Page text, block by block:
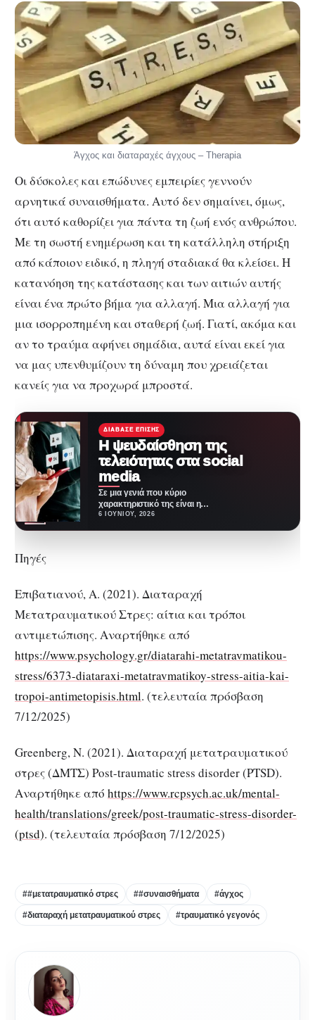
Άγχος και διαταραχές άγχους – Therapia
Οι δύσκολες και επώδυνες εμπειρίες γεννούν
αρνητικά συναισθήματα. Αυτό δεν σημαίνει, όμως,
ότι αυτό καθορίζει για πάντα τη ζωή ενός ανθρώπου.
Με τη σωστή ενημέρωση και τη κατάλληλη στήριξη
από κάποιον ειδικό, η πληγή σταδιακά θα κλείσει. Η
κατανόηση της κατάστασης και των αιτιών αυτής
είναι ένα πρώτο βήμα για αλλαγή. Μια αλλαγή για
μια ισορροπημένη και σταθερή ζωή. Γιατί, ακόμα και
αν το τραύμα αφήνει σημάδια, αυτά είναι εκεί για
να μας υπενθυμίζουν τη δύναμη που χρειάζεται
κανείς για να προχωρά μπροστά.
ΔΙΆΒΑΣΕ ΕΠΊΣΗΣ
Η ψευδαίσθηση της
τελειότητας στα social
media
Σε μια γενιά που κύριο
χαρακτηριστικό της είναι η
τεχνολογία, ο εθισμός σε αυτήν
6 ΙΟΥΝΊΟΥ, 2026
Πηγές
Επιβατιανού, Α. (2021). Διαταραχή
Μετατραυματικού Στρες: αίτια και τρόποι
αντιμετώπισης. Αναρτήθηκε από
https://www.psychology.gr/diatarahi-metatravmatikou-
stress/6373-diataraxi-metatravmatikoy-stress-aitia-kai-
tropoi-antimetopisis.html. (τελευταία πρόσβαση
7/12/2025)
Greenberg, N. (2021). Διαταραχή μετατραυματικού
στρες (ΔΜΤΣ) Post-traumatic stress disorder (PTSD).
Αναρτήθηκε από https://www.rcpsych.ac.uk/mental-
health/translations/greek/post-traumatic-stress-disorder-
(ptsd). (τελευταία πρόσβαση 7/12/2025)
##μετατραυματικό στρες ##συναισθήματα #άγχος
#διαταραχή μετατραυματικού στρες #τραυματικό γεγονός